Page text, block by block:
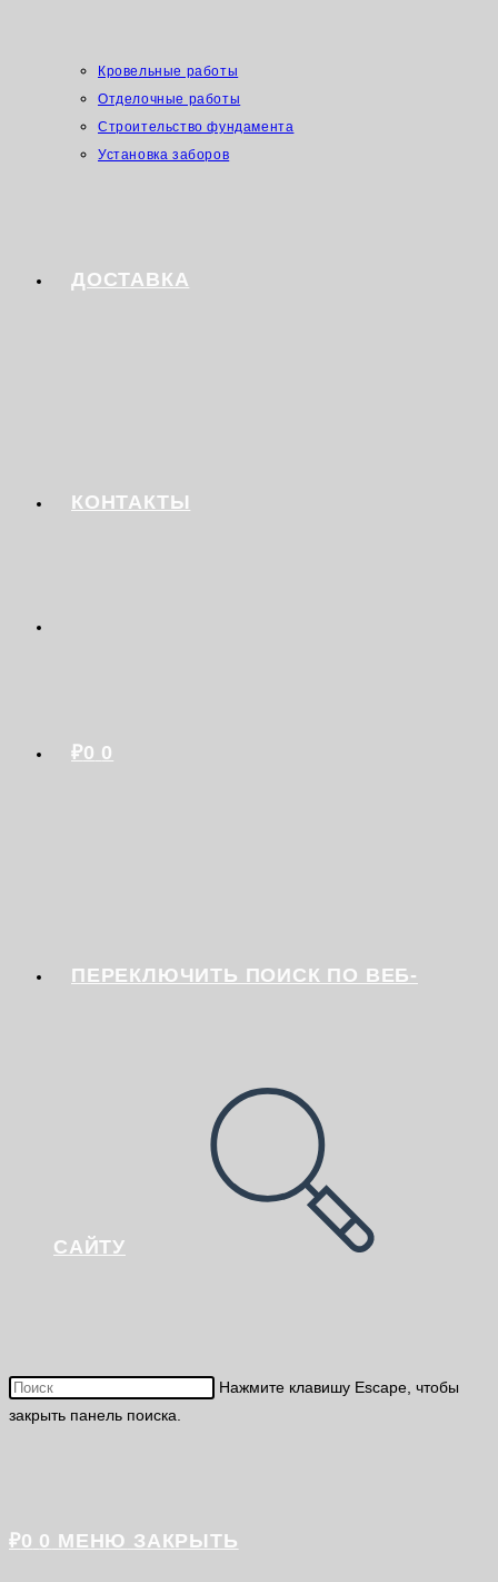
Кровельные работы
Отделочные работы
Строительство фундамента
Установка заборов
ДОСТАВКА
КОНТАКТЫ
₽0 0
ПЕРЕКЛЮЧИТЬ ПОИСК ПО ВЕБ-
САЙТУ
Нажмите клавишу Escape, чтобы
закрыть панель поиска.
₽0 0 МЕНЮ ЗАКРЫТЬ